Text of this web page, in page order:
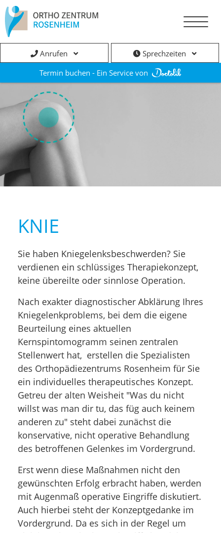
Anrufen
Sprechzeiten
Termin buchen - Ein Service von
KNIE
Sie haben Kniegelenksbeschwerden? Sie
verdienen ein schlüssiges Therapiekonzept,
keine übereilte oder sinnlose Operation.
Nach exakter diagnostischer Abklärung Ihres
Kniegelenkproblems, bei dem die eigene
Beurteilung eines aktuellen
Kernspintomogramm seinen zentralen
Stellenwert hat, erstellen die Spezialisten
des Orthopädiezentrums Rosenheim für Sie
ein individuelles therapeutisches Konzept.
Getreu der alten Weisheit "Was du nicht
willst was man dir tu, das füg auch keinem
anderen zu" steht dabei zunächst die
konservative, nicht operative Behandlung
des betroffenen Gelenkes im Vordergrund.
Erst wenn diese Maßnahmen nicht den
gewünschten Erfolg erbracht haben, werden
mit Augenmaß operative Eingriffe diskutiert.
Auch hierbei steht der Konzeptgedanke im
Vordergrund. Da es sich in der Regel um